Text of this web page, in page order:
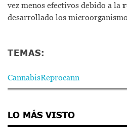
vez menos efectivos debido a la
desarrollado los
TEMAS:
CannabisReprocann
LO MÁS VISTO